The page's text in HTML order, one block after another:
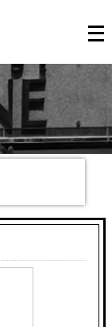
メ
ュ
く